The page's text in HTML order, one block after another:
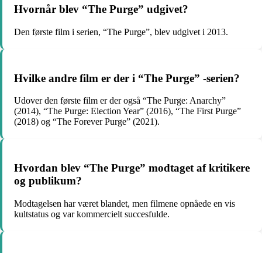
Hvornår blev “The Purge” udgivet?
Den første film i serien, “The Purge”, blev udgivet i 2013.
Hvilke andre film er der i “The Purge” -serien?
Udover den første film er der også “The Purge: Anarchy”
(2014), “The Purge: Election Year” (2016), “The First Purge”
(2018) og “The Forever Purge” (2021).
Hvordan blev “The Purge” modtaget af kritikere
og publikum?
Modtagelsen har været blandet, men filmene opnåede en vis
kultstatus og var kommercielt succesfulde.